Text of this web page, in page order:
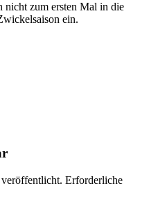
nicht zum ersten Mal in die
ein.
Erforderliche